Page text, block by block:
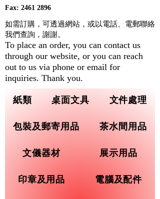
Fax: 2461 2896
紙類 桌面文具 文件處理
包裝及郵寄用品 茶水間用品
文儀器材 展示用品
印章及用品 電腦及配件
如需訂購，可透過網站，或以電話、電郵聯絡
我們查詢， 謝謝。
To place an order, you can contact us
through our website, or you can reach
out to us via phone or email for
inquiries. Thank you.